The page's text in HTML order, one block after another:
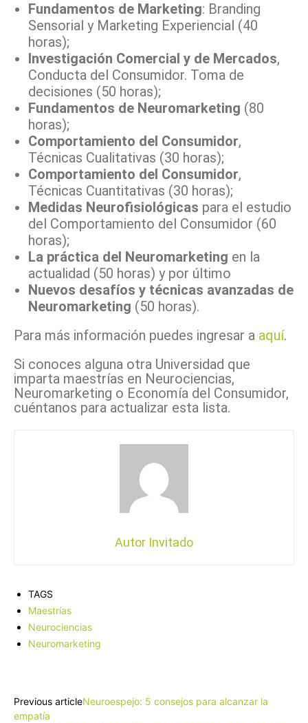
Fundamentos de Marketing: Branding
Sensorial y Marketing Experiencial (40
horas);
Investigación Comercial y de Mercados,
Conducta del Consumidor. Toma de
decisiones (50 horas);
Fundamentos de Neuromarketing (80
horas);
Comportamiento del Consumidor,
Técnicas Cualitativas (30 horas);
Comportamiento del Consumidor,
Técnicas Cuantitativas (30 horas);
Medidas Neurofisiológicas para el estudio
del Comportamiento del Consumidor (60
horas);
La práctica del Neuromarketing en la
actualidad (50 horas) y por último
Nuevos desafíos y técnicas avanzadas de
Neuromarketing (50 horas).
Para más información puedes ingresar a aquí.
Si conoces alguna otra Universidad que
imparta maestrías en Neurociencias,
Neuromarketing o Economía del Consumidor,
cuéntanos para actualizar esta lista.
Autor Invitado
TAGS
Maestrías
Neurociencias
Neuromarketing
Previous articleNeuroespejo: 5 consejos para alcanzar la
empatía